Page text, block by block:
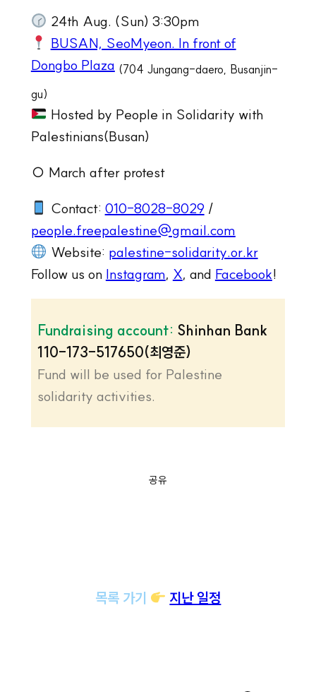
24th Aug. (Sun) 3:30pm
BUSAN, SeoMyeon. In front of
Dongbo Plaza (704 Jungang-daero, Busanjin-
gu)
Hosted by People in Solidarity with
Palestinians(Busan)
○ March after protest
Contact: 010-8028-8029 /
people.freepalestine@gmail.com
Website: palestine-solidarity.or.kr
Follow us on Instagram, X, and Facebook!
Fundraising account: Shinhan Bank
110-173-517650(최영준)
Fund will be used for Palestine
solidarity activities.
공유
목록 가기 지난 일정